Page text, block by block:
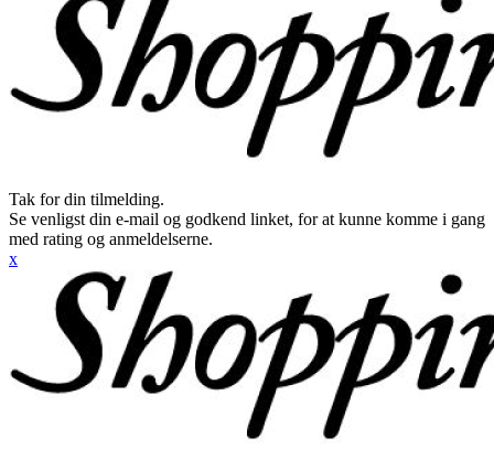
Tak for din tilmelding.
Se venligst din e-mail og godkend linket, for at kunne komme i gang
med rating og anmeldelserne.
x